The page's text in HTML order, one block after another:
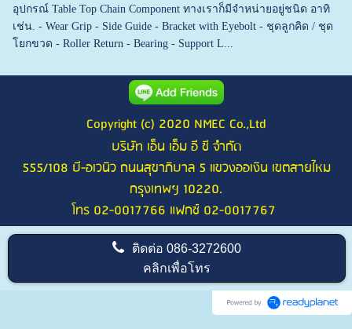
อุปกรณ์ Table Top Chain Component ทางเราก็มีจำหน่ายอยู่ชนิด อาทิ
เช่น. - Wear Grip - Side Guide - Bracket with Eyebolt - ชุดลูกคิด / ชุด
โยกขวด - Roller Return - Bearing - Support L...
Copyright (c) 2020 NMEC Co.,Ltd
บริษัท เอ็น เอ็ม อี ซี จำกัด
555/108 บี-อเวนิว ถนนสุขาภิบาล 5 แขวงออเงิน เขตสายไหม
กรุงเทพฯ 10220.
โทร 02-0017766 แฟกซ์ 02-0017767
ติดต่อ 086-3272600
คลิกเพื่อโทร